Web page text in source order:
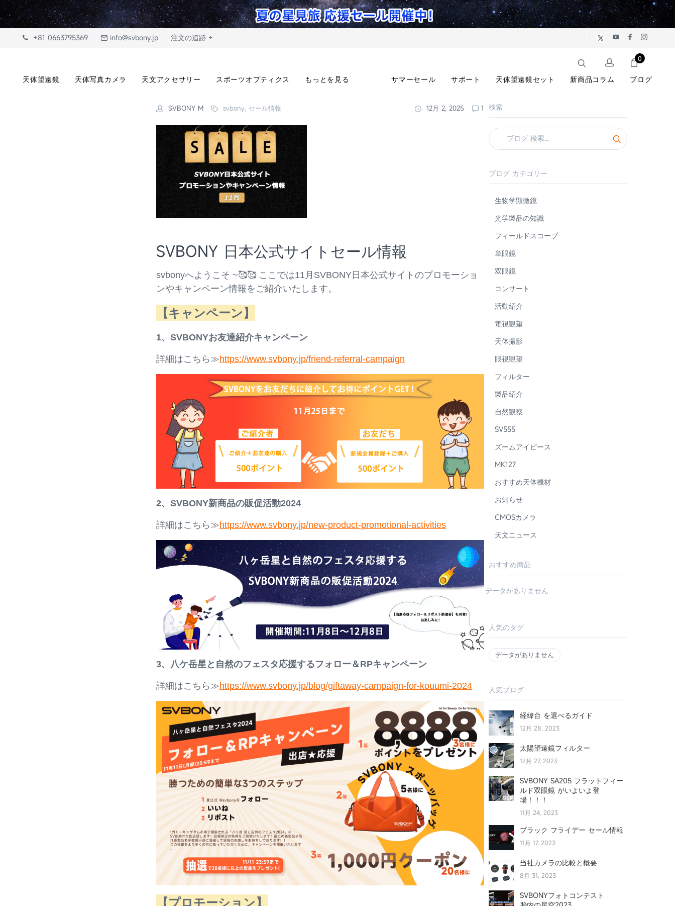
+81 0663795369 info@svbony.jp 注文の追跡 +
天体望遠鏡 天体写真カメラ 天文アクセサリー スポーツオプティクス もっとを見る サマーセール サポート 天体望遠鏡セット 新商品コラム ブログ
0
SVBONY M svbony, セール情報 12月 2, 2025 1
SVBONY 日本公式サイトセール情報
svbonyへようこそ ~🥰🥰 ここでは11月SVBONY日本公式サイトのプロモーショ
ンやキャンペーン情報をご紹介いたします。
【キャンペーン 】
1、SVBONYお友達紹介キャンペーン
詳細はこちら≫https://www.svbony.jp/friend-referral-campaign
2、SVBONY新商品の販促活動2024
詳細はこちら≫https://www.svbony.jp/new-product-promotional-activities
3、八ケ岳星と自然のフェスタ応援するフォロー＆RPキャンペーン
詳細はこちら≫https://www.svbony.jp/blog/giftaway-campaign-for-kouumi-2024
【プロモーション 】
検索
ブログ カテゴリー
生物学顕微鏡
光学製品の知識
フィールドスコープ
単眼鏡
双眼鏡
コンサート
活動紹介
電視観望
天体撮影
眼視観望
フィルター
製品紹介
自然観察
SV555
ズームアイピース
MK127
おすすめ天体機材
お知らせ
CMOSカメラ
天文ニュース
おすすめ商品
データがありません
人気のタグ
データがありません
人気ブログ
経緯台 を選べるガイド
12月 28, 2023
太陽望遠鏡フィルター
12月 27, 2023
SVBONY SA205 フラットフィー
ルド双眼鏡 がいよいよ登
場！！！
11月 24, 2023
ブラック フライデー セール情報
11月 17, 2023
当社カメラの比較と概要
8月 31, 2023
SVBONYフォトコンテスト